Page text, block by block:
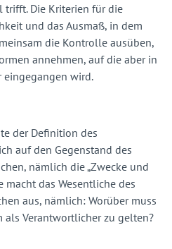
trifft. Die Kriterien für die
und das Ausmaß, in dem
die Kontrolle ausüben,
annehmen, auf die aber in
eingegangen wird.
der Definition des
auf den Gegenstand des
nämlich die „Zwecke und
macht das Wesentliche des
aus, nämlich: Worüber muss
als Verantwortlicher zu gelten?